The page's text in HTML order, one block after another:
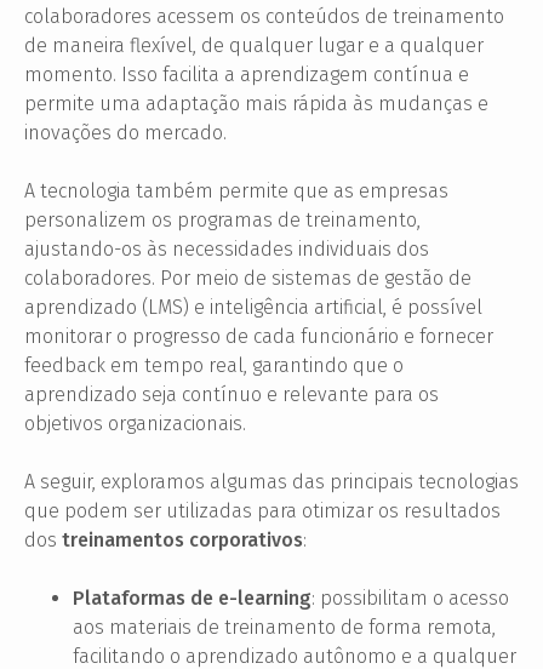
colaboradores acessem os conteúdos de treinamento
de maneira flexível, de qualquer lugar e a qualquer
momento. Isso facilita a aprendizagem contínua e
permite uma adaptação mais rápida às mudanças e
inovações do mercado.
A tecnologia também permite que as empresas
personalizem os programas de treinamento,
ajustando-os às necessidades individuais dos
colaboradores. Por meio de sistemas de gestão de
aprendizado (LMS) e inteligência artificial, é possível
monitorar o progresso de cada funcionário e fornecer
feedback em tempo real, garantindo que o
aprendizado seja contínuo e relevante para os
objetivos organizacionais.
A seguir, exploramos algumas das principais tecnologias
que podem ser utilizadas para otimizar os resultados
dos treinamentos corporativos:
Plataformas de e-learning: possibilitam o acesso
aos materiais de treinamento de forma remota,
facilitando o aprendizado autônomo e a qualquer